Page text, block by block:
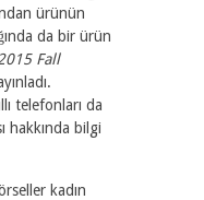
ürünün
da bir ürün
Fall
telefonları da
hakkında bilgi
kadın